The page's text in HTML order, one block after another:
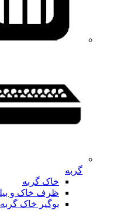
گربه
خاک گربه
ظرف خاک و
بوگیر خاک گربه